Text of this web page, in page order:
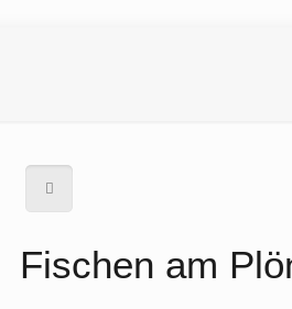
Fischen am